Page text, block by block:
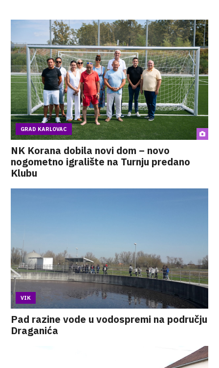
GRAD KARLOVAC
NK Korana dobila novi dom – novo
nogometno igralište na Turnju predano
Klubu
VIK
Pad razine vode u vodospremi na području
Draganića